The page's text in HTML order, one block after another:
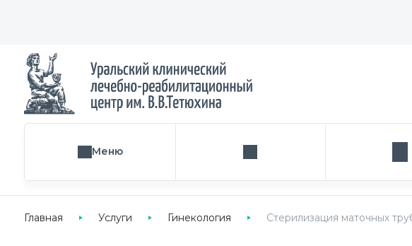
Меню Поиск услуги, направления или
Главная Услуги Гинекология Стерилизация маточных